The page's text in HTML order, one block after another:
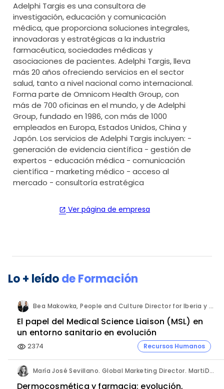
Adelphi Targis es una consultora de
investigación, educación y comunicación
médica, que proporciona soluciones integrales,
innovadoras y estratégicas a la industria
farmacéutica, sociedades médicas y
asociaciones de pacientes. Adelphi Targis, lleva
más 20 años ofreciendo servicios en el sector
salud, tanto a nivel nacional como internacional.
Forma parte de Omnicom Health Group, con
más de 700 oficinas en el mundo, y de Adelphi
Group, fundado en 1986, con más de 1000
empleados en Europa, Estados Unidos, China y
Japón. Los servicios de Adelphi Targis incluyen: -
generación de evidencia científica - gestión de
expertos - educación médica - comunicación
científica - marketing médico - acceso al
mercado - consultoría estratégica
open_in_new Ver página de empresa
Lo + leídodeFormación
Bea Makowka, People and Culture Director for Iberia y Alberto Municio, Talent Seach Solutions Lead for Iberia. Inizio Engage.
El papel del Medical Science Liaison (MSL) en
un entorno sanitario en evolución
visibility 2374 Recursos Humanos
María José Sevillano. Global Marketing Director. MartiDerm.
Dermocosmética y farmacia: evolución,